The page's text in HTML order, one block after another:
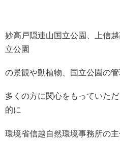
妙高戸隠連山国立公園、上信
立公園
の景観や動植物、国立公園の
多くの方に関心をもっていた
的に
環境省信越自然環境事務所の主